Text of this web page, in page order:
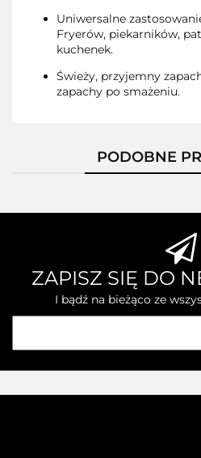
Uniwersalne
Fryerów, piekarników,
kuchenek.
Świeży, przyjemny
zapachy po smażeniu.
PODOBNE
ZAPISZ SIĘ DO
I bądź na bieżąco ze